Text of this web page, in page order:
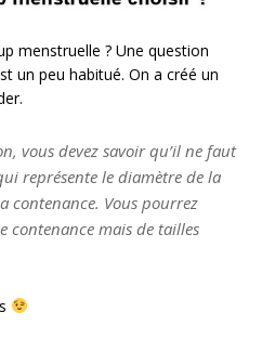
menstruelle ? Une question
un peu habitué. On a créé un
vous devez savoir qu’il ne faut
représente le diamètre de la
contenance. Vous pourrez
contenance mais de tailles